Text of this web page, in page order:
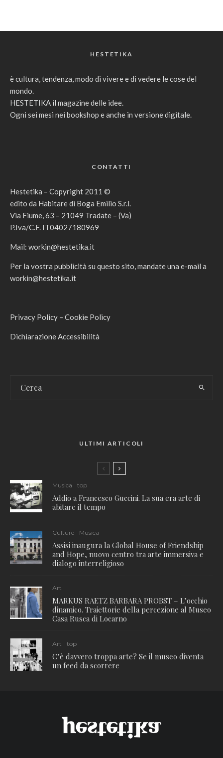
HESTETIKA
è cultura, tendenza, modo di vivere e di vedere le cose del
mondo.
HESTETIKA il magazine delle idee.
Ogni sei mesi nei bookshop e anche in versione digitale.
CONTATTI
Hestetika – Copyright 2011 ©
edito da Habitare di Boga Emilio S.r.l.
Via Fiume, 63 – 21049 Tradate – (Va)
P.Iva/C.F. IT04027180969
Mail: workin@hestetika.it
Per la vostra pubblicità su questo sito, mandate una e-mail a
workin@hestetika.it
Privacy Policy – Cookie Policy
Dichiarazione Accessibilità
ULTIMI ARTICOLI
Musica top
Addio a Francesco Guccini. La sua era arte di
abitare il tempo
Culture Musica
Assisi inaugura la Global House of Friendship
and Hope, nuovo centro tra arte immersiva e
dialogo interreligioso
Art
MARKUS RAETZ BARBARA PROBST – L’occhio
dinamico. Traiettorie della percezione al Museo
Casa Rusca di Locarno
Art top
C’è davvero troppa arte? Se il museo diventa
un feed da scorrere